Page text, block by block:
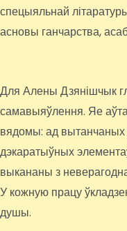
спецыяльнай
асновы ганчарства,
Для Алены Дзянішчык
самавыяўлення. Яе
вядомы: ад вытанчаных
дэкаратыўных
выкананы з
У кожную працу
душы.